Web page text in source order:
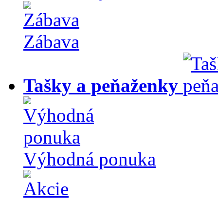
Zábava
Tašky a peňaženky
Výhodná ponuka